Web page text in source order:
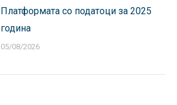
Платформата со податоци за 2025
година
05/08/2026